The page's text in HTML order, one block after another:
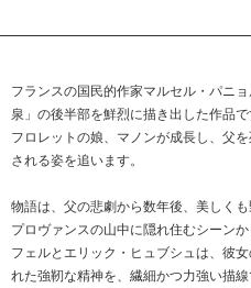
フランスの国民的作家マルセル・パニ
泉」の後半部を鮮烈に描き出した作品
フロレットの娘、マノンが成長し、父
される姿を追います。
物語は、父の悲劇から数年後、美しく
プロヴァンスの山中に隠れ住むシーン
フェルとエリック・ヒュブシュは、彼
れた強靭な精神を、繊細かつ力強い描